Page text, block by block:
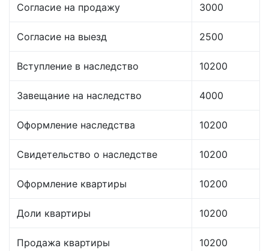
Согласие на продажу 3000
Согласие на выезд 2500
Вступление в наследство 10200
Завещание на наследство 4000
Оформление наследства 10200
Свидетельство о наследстве 10200
Оформление квартиры 10200
Доли квартиры 10200
Продажа квартиры 10200